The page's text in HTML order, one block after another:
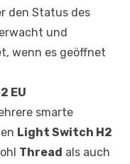
den Status des
und
wenn es geöffnet
EU
smarte
Light Switch H2
Thread als auch